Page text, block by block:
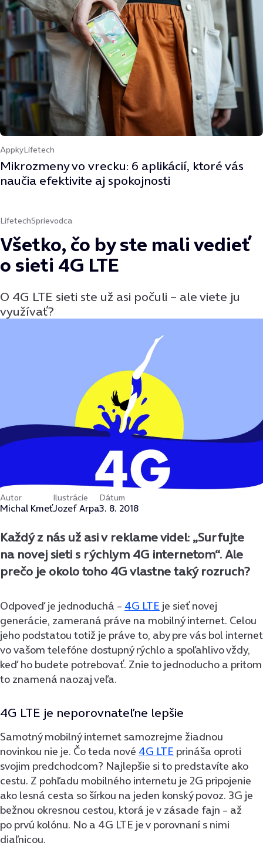
AppkyLifetech
Mikrozmeny vo vrecku: 6 aplikácií, ktoré vás
naučia efektivite aj spokojnosti
LifetechSprievodca
Všetko, čo by ste mali vedieť
o sieti 4G LTE
O 4G LTE sieti ste už asi počuli – ale viete ju
využívať?
Autor
Michal Kmeť
Ilustrácie
Jozef Arpa
Dátum
3. 8. 2018
Každý z nás už asi v reklame videl: „Surfujte
na novej sieti s rýchlym 4G internetom“. Ale
prečo je okolo toho 4G vlastne taký rozruch?
Odpoveď je jednoduchá – 4G LTE je sieť novej
generácie, zameraná práve na mobilný internet. Celou
jeho podstatou totiž je práve to, aby pre vás bol internet
vo vašom telefóne dostupný rýchlo a spoľahlivo vždy,
keď ho budete potrebovať. Znie to jednoducho a pritom
to znamená naozaj veľa.
4G LTE je neporovnateľne lepšie
Samotný mobilný internet samozrejme žiadnou
novinkou nie je. Čo teda nové 4G LTE prináša oproti
svojim predchodcom? Najlepšie si to predstavíte ako
cestu. Z pohľadu mobilného internetu je 2G pripojenie
ako lesná cesta so šírkou na jeden konský povoz. 3G je
bežnou okresnou cestou, ktorá je v zásade fajn – až
po prvú kolónu. No a 4G LTE je v porovnaní s nimi
diaľnicou.